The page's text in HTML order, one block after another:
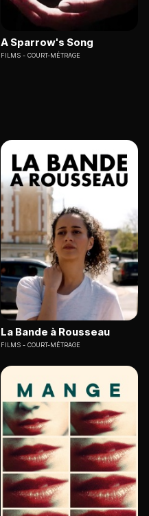
A Sparrow's Song
FILMS COURT-MÉTRAGE
La Bande à Rousseau
FILMS COURT-MÉTRAGE